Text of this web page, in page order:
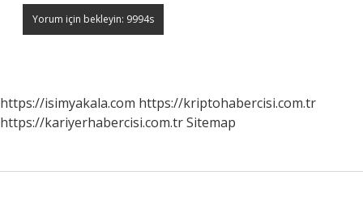
https://isimyakala.com https://kriptohabercisi.com.tr
https://kariyerhabercisi.com.trSitemap